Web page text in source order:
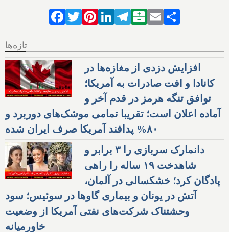
Facebook
TwitterPinterestLinkedIn
Telegram
Balatarin
Email
تازه‌ها
افزایش دزدی از مغازه‌ها در
کانادا و افت صادرات به آمریکا؛
توافق تنگه هرمز در قدم آخر و
آماده اعلان است؛ تقریبا تمامی موشک‌های دوربرد و
۸۰% پدافند آمریکا صرف ایران شده
دانمارک سربازی را ۳ برابر و
شاهدخت ۱۹ ساله را راهی
پادگان کرد؛ خشکسالی در آلمان،
آتش در یونان و بیماری گاوها در سوئیس؛ سود
وحشتناک شرکت‌های نفتی آمریکا از وضعیت
خاورمیانه